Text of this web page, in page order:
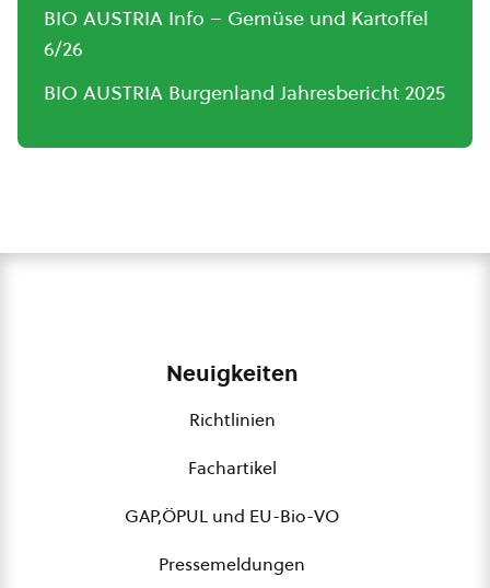
BIO AUSTRIA Info – Gemüse und Kartoffel
6/26
BIO AUSTRIA Burgenland Jahresbericht 2025
Neuigkeiten
Richtlinien
Fachartikel
GAP,ÖPUL und EU-Bio-VO
Pressemeldungen